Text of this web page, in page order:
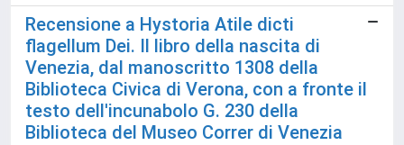
Recensione a Hystoria Atile dicti
flagellum Dei. Il libro della nascita di
Venezia, dal manoscritto 1308 della
Biblioteca Civica di Verona, con a fronte il
testo dell'incunabolo G. 230 della
Biblioteca del Museo Correr di Venezia